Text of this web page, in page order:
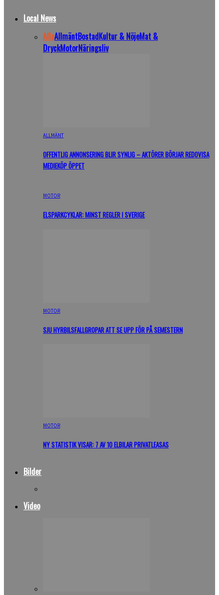
Local News
AllaAllmäntBostadKultur & NöjeMat &
DryckMotorNäringsliv
ALLMÄNT
OFFENTLIG ANNONSERING BLIR SYNLIG – AKTÖRER BÖRJAR REDOVISA
MEDIEKÖP ÖPPET
MOTOR
ELSPARKCYKLAR: MINST REGLER I SVERIGE
MOTOR
SJU HYRBILSFALLGROPAR ATT SE UPP FÖR PÅ SEMESTERN
MOTOR
NY STATISTIK VISAR: 7 AV 10 ELBILAR PRIVATLEASAS
Bilder
Video